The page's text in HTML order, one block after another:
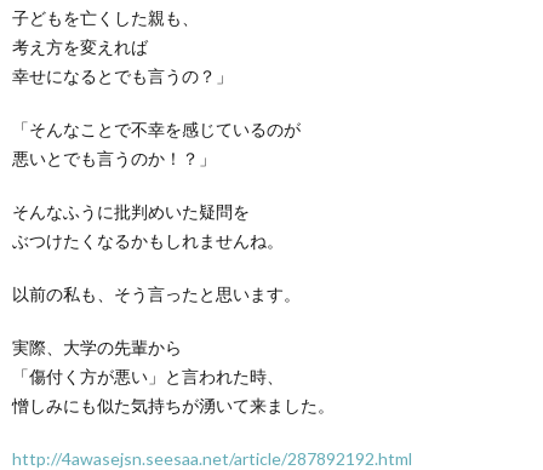
子どもを亡くした親も、
考え方を変えれば
幸せになるとでも言うの？」
「そんなことで不幸を感じているのが
悪いとでも言うのか！？」
そんなふうに批判めいた疑問を
ぶつけたくなるかもしれませんね。
以前の私も、そう言ったと思います。
実際、大学の先輩から
「傷付く方が悪い」と言われた時、
憎しみにも似た気持ちが湧いて来ました。
http://4awasejsn.seesaa.net/article/287892192.html